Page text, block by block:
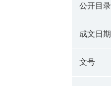
公开目录
成文日期
文号